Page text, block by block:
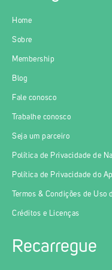
Home
Sobre
Membership
Blog
Fale conosco
Trabalhe conosco
Seja um parceiro
Política de Privacidade de
Política de Privacidade do
Termos & Condições de Uso
Créditos e Licenças
Recarregue